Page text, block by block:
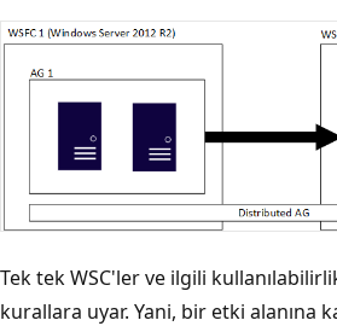
Tek tek WSC'ler ve ilgili
kurallara uyar. Yani, bir etki alanına